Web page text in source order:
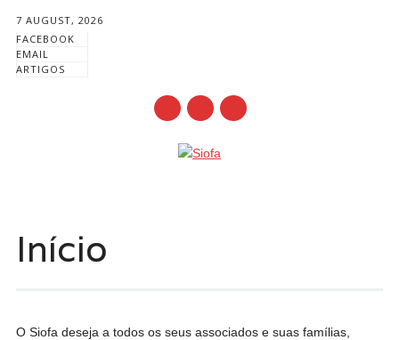
7 AUGUST, 2026
FACEBOOK
EMAIL
ARTIGOS
mail
content
Início
O Siofa deseja a todos os seus associados e suas famílias,